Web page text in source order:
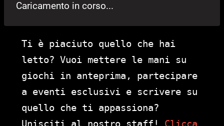
Caricamento in corso...
Ti è piaciuto quello che hai
letto? Vuoi mettere le mani su
giochi in anteprima, partecipare
a eventi esclusivi e scrivere su
quello che ti appassiona?
Unisciti al nostro staff! Clicca